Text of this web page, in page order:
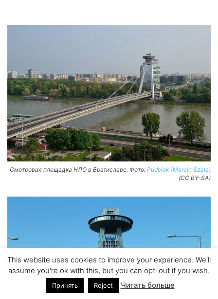
Смотровая площадка НЛО в Братиславе. Фото: Pudelek (Marcin Szala)
(CC BY-SA)
This website uses cookies to improve your experience. We'll
assume you're ok with this, but you can opt-out if you wish.
Принять Reject Читать больше